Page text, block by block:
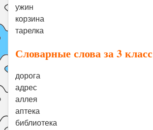
ужин
корзина
тарелка
Словарные слова за 3 класс
дорога
адрес
аллея
аптека
библиотека